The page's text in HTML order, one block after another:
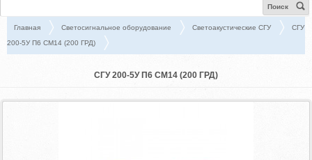
Поиск
Главная Светосигнальное оборудование Светоакустические СГУ
СГУ
200-5У П6 СМ14 (200 ГРД)
СГУ 200-5У П6 СМ14 (200 ГРД)